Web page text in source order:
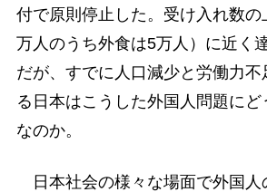
付で原則停止した。受け入れ数
万人のうち外食は5万人）に近く
だが、すでに人口減少と労働力不
る日本はこうした外国人問題にど
なのか。
日本社会の様々な場面で外国人